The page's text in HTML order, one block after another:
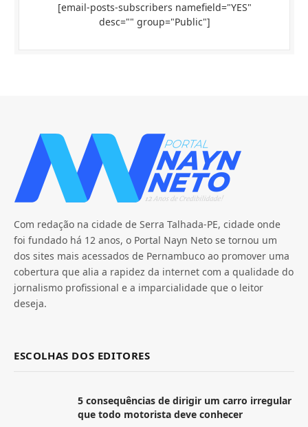
[email-posts-subscribers namefield="YES"
desc="" group="Public"]
Com redação na cidade de Serra Talhada-PE, cidade onde
foi fundado há 12 anos, o Portal Nayn Neto se tornou um
dos sites mais acessados de Pernambuco ao promover uma
cobertura que alia a rapidez da internet com a qualidade do
jornalismo profissional e a imparcialidade que o leitor
deseja.
ESCOLHAS DOS EDITORES
5 consequências de dirigir um carro irregular
que todo motorista deve conhecer